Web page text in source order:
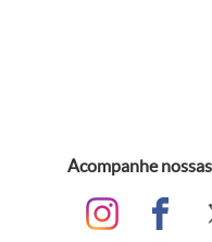
Acompanhe